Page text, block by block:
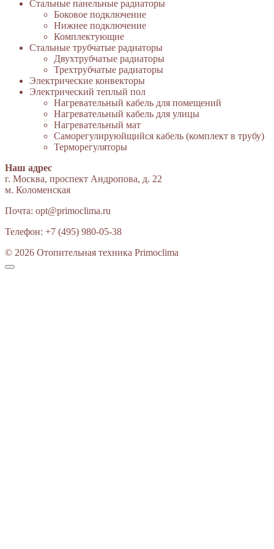
Стальные панельные радиаторы
Боковое подключение
Нижнее подключение
Комплектующие
Стальные трубчатые радиаторы
Двухтрубчатые радиаторы
Трехтрубчатые радиаторы
Электрические конвекторы
Электрический теплый пол
Нагревательный кабель для помещений
Нагревательный кабель для улицы
Нагревательный мат
Cаморегулируюйщийся кабель (комплект в трубу)
Терморегуляторы
Наш адрес
г. Москва, проспект Андропова, д. 22
м. Коломенская
Почта: opt@primoclima.ru
Телефон: +7 (495) 980-05-38
© 2026 Отопительная техника Primoclima